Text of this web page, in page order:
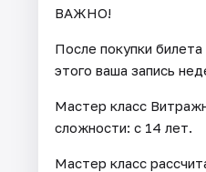
ВАЖНО!
После покупки
этого ваша запись
Мастер класс
сложности: с 14 лет.
Мастер класс